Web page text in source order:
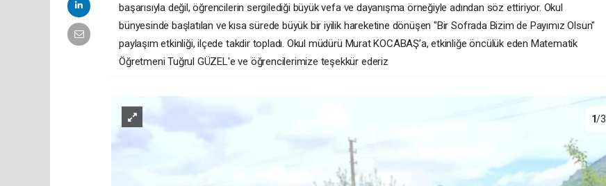
başarısıyla değil, öğrencilerin sergilediği büyük vefa ve dayanışma örneğiyle adından söz ettiriyor. Okul
bünyesinde başlatılan ve kısa sürede büyük bir iyilik hareketine dönüşen "Bir Sofrada Bizim de Payımız Olsun"
paylaşım etkinliği, ilçede takdir topladı. Okul müdürü Murat KOCABAŞ’a, etkinliğe öncülük eden Matematik
Öğretmeni Tuğrul GÜZEL'e ve öğrencilerimize teşekkür ederiz
1/3